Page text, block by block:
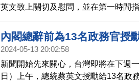
英文致上關切及慰問，並在第一時間
會了解相關災情，並向日方表達願意
隨時掌握在日僑民與國人狀況，協助
駐處初步回報，僑團及留學生組織未
切，祈禱這次地震的災情能降到最低。
內閣總辭前為13名政務官授
2024-05-13 20:02:58
新聞開始先來關心，台灣即將在下週
日）上午，總統蔡英文授勳給13名政